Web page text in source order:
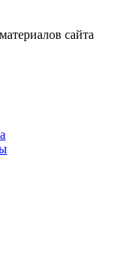
сайта